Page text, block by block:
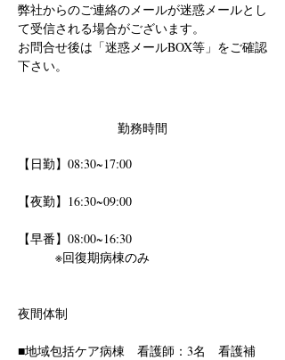
弊社からのご連絡のメールが迷惑メールとし
て受信される場合がございます。
お問合せ後は「迷惑メールBOX等」をご確認
下さい。
勤務時間
【日勤】08:30~17:00
【夜勤】16:30~09:00
【早番】08:00~16:30
※回復期病棟のみ
夜間体制
■地域包括ケア病棟　看護師：3名　看護補